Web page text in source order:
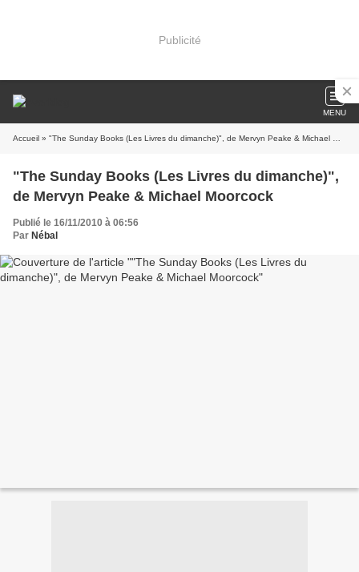
Publicité
MENU
Accueil » "The Sunday Books (Les Livres du dimanche)", de Mervyn Peake & Michael Moorcock
"The Sunday Books (Les Livres du dimanche)",
de Mervyn Peake & Michael Moorcock
Publié le 16/11/2010 à 06:56
Par Nébal